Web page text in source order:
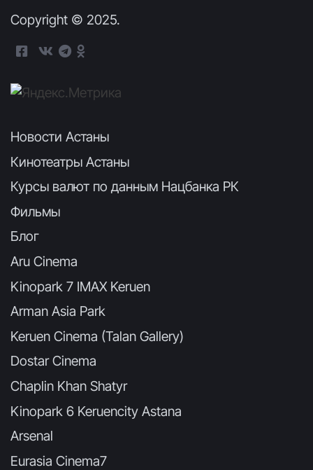
Copyright © 2025.
Новости Астаны
Кинотеатры Астаны
Курсы валют по данным Нацбанка РК
Фильмы
Блог
Aru Cinema
Kinopark 7 IMAX Keruen
Arman Asia Park
Keruen Cinema (Talan Gallery)
Dostar Cinema
Chaplin Khan Shatyr
Kinopark 6 Keruencity Astana
Arsenal
Eurasia Cinema7